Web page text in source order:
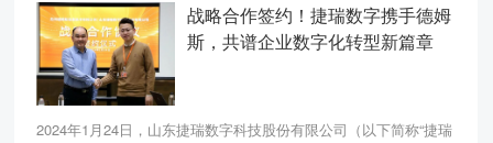
战略合作签约！捷瑞数字携手德姆
斯，共谱企业数字化转型新篇章
2024年1月24日，山东捷瑞数字科技股份有限公司（以下简称“捷瑞